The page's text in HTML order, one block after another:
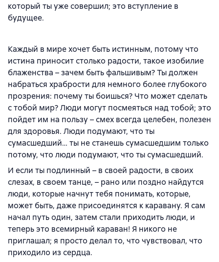
который ты уже совершил; это вступление в
будущее.
Каждый в мире хочет быть истинным, потому что
истина приносит столько радости, такое изобилие
блаженства – зачем быть фальшивым? Ты должен
набраться храбрости для немного более глубокого
прозрения: почему ты боишься? Что может сделать
с тобой мир? Люди могут посмеяться над тобой; это
пойдет им на пользу – смех всегда целебен, полезен
для здоровья. Люди подумают, что ты
сумасшедший… ты не станешь сумасшедшим только
потому, что люди подумают, что ты сумасшедший.
И если ты подлинный – в своей радости, в своих
слезах, в своем танце, – рано или поздно найдутся
люди, которые начнут тебя понимать, которые,
может быть, даже присоединятся к каравану. Я сам
начал путь один, затем стали приходить люди, и
теперь это всемирный караван! Я никого не
приглашал; я просто делал то, что чувствовал, что
приходило из сердца.